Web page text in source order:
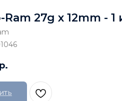
Ram 27g х 12mm - 1
р.